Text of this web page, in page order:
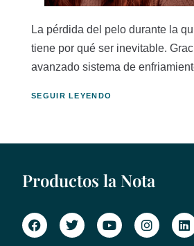
La pérdida del pelo durante la
tiene por qué ser inevitable.
avanzado sistema de
SEGUIR LEYENDO
Productos la Nota